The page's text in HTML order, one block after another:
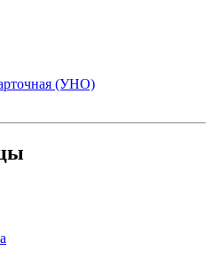
(УНО)